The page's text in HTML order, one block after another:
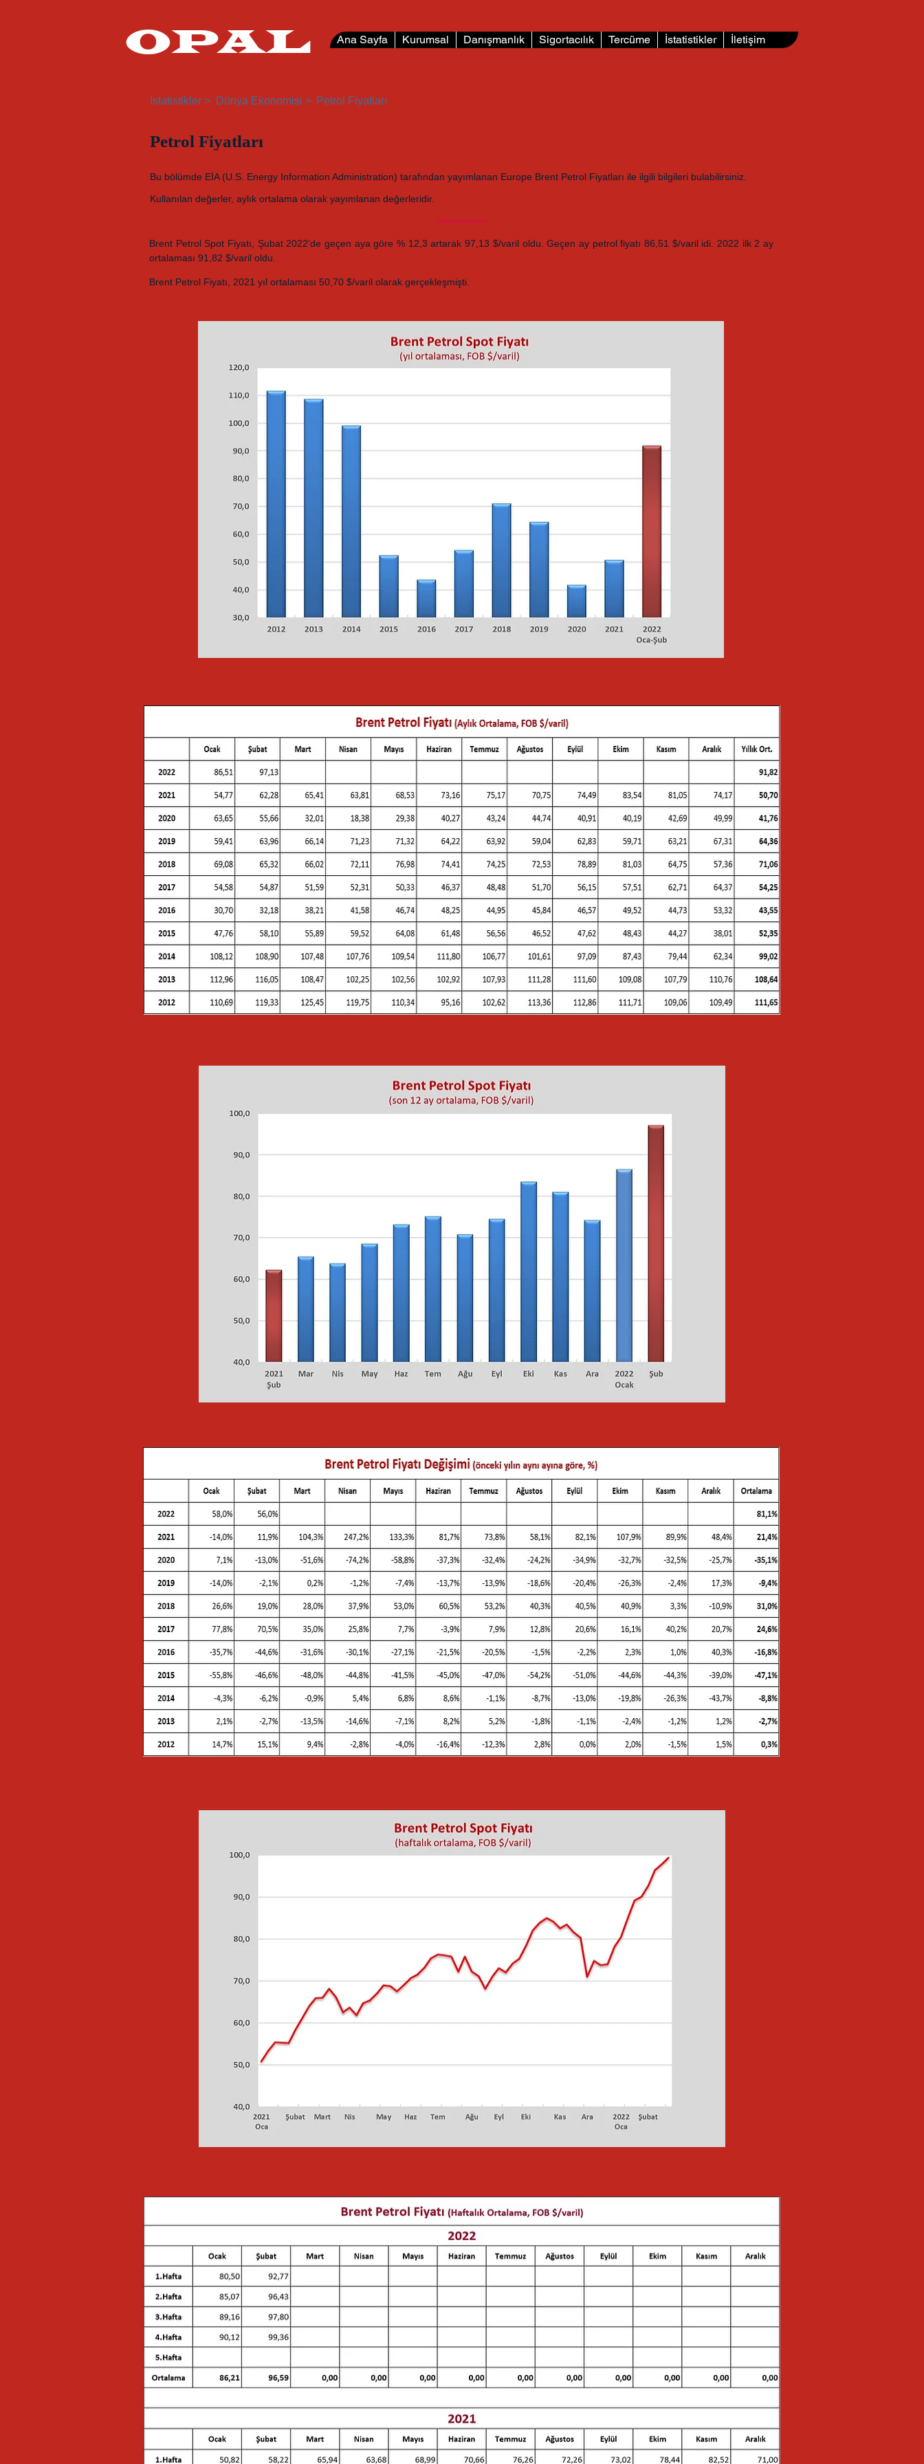
OPAL Ana Sayfa Kurumsal Danışmanlık Sigortacılık Tercüme İstatistikler İletişim
İstatistikler > Dünya Ekonomisi > Petrol Fiyatları
Petrol Fiyatları
Bu bölümde EİA (U.S. Energy Information Administration) tarafından yayımlanan Europe Brent Petrol Fiyatları ile ilgili bilgileri bulabilirsiniz.
Kullanılan değerler, aylık ortalama olarak yayımlanan değerleridir.
Brent Petrol Spot Fiyatı, Şubat 2022'de geçen aya göre % 12,3 artarak 97,13 $/varil oldu. Geçen ay petrol fiyatı 86,51 $/varil idi. 2022 ilk 2 ay
ortalaması 91,82 $/varil oldu.
Brent Petrol Fiyatı, 2021 yıl ortalaması 50,70 $/varil olarak gerçekleşmişti.